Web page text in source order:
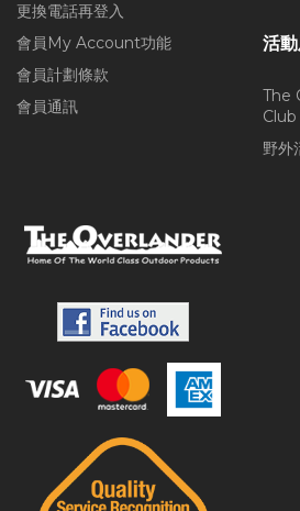
更換電話再登入
會員My Account功能
會員計劃條款
會員通訊
活
The
Club
野外